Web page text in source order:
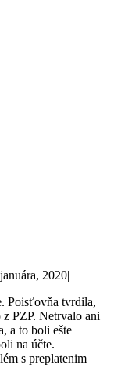
2020|
Poisťovňa tvrdila,
PZP. Netrvalo ani
a to boli ešte
na účte.
s preplatenim